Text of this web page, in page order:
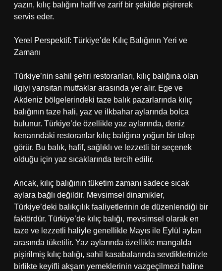
yazın, kılıç balığını hafif ve zarif bir şekilde pişirerek
servis eder.
Yerel Perspektif: Türkiye’de Kılıç Balığının Yeri ve
Zamanı
Türkiye’nin sahil şehri restoranları, kılıç balığına olan
ilgiyi yansıtan mutfaklar arasında yer alır. Ege ve
Akdeniz bölgelerindeki taze balık pazarlarında kılıç
balığının taze hali, yaz ve ilkbahar aylarında bolca
bulunur. Türkiye’de özellikle yaz aylarında, deniz
kenarındaki restoranlar kılıç balığına yoğun bir talep
görür. Bu balık, hafif, sağlıklı ve lezzetli bir seçenek
olduğu için yaz sıcaklarında tercih edilir.
Ancak, kılıç balığının tüketim zamanı sadece sıcak
aylara bağlı değildir. Mevsimsel dinamikler,
Türkiye’deki balıkçılık faaliyetlerinin de düzenlendiği bir
faktördür. Türkiye’de kılıç balığı, mevsimsel olarak en
taze ve lezzetli haliyle genellikle Mayıs ile Eylül ayları
arasında tüketilir. Yaz aylarında özellikle mangalda
pişirilmiş kılıç balığı, sahil kasabalarında sevdiklerinizle
birlikte keyifli akşam yemeklerinin vazgeçilmezi haline